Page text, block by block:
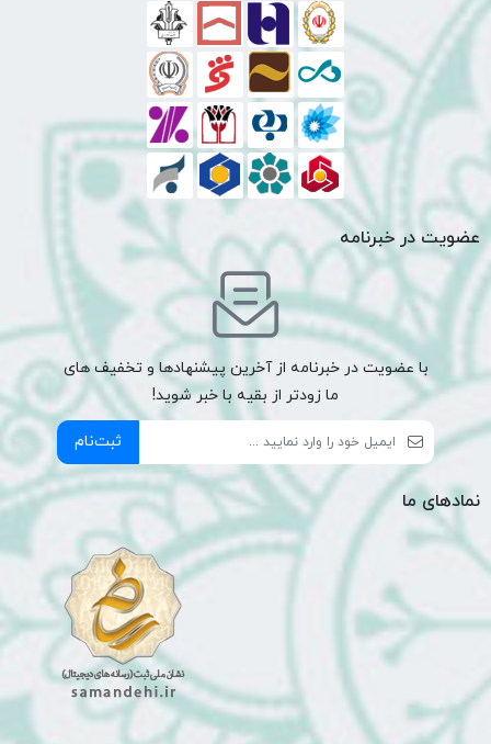
عضویت در خبرنامه
با عضویت در خبرنامه از آخرین پیشنهادها و تخفیف های
ما زودتر از بقیه با خبر شوید!
ثبت‌نام
نمادهای ما